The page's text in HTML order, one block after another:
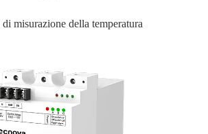
misurazione della temperatura